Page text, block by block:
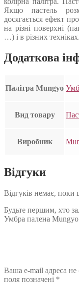
Якщо пастель
досягається ефект
на різні поверхні
…) і в різних
Додаткова
Палітра Mungyo
Вид товару
Виробник
Відгуки
Відгуків немає, поки
Будьте першим, хто
Умбра палена
Ваша e-mail адреса
поля позначені *